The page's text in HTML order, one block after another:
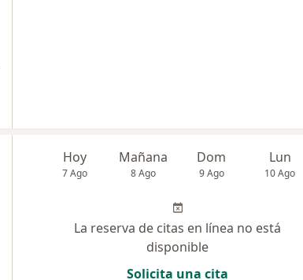
Hoy
7 Ago
Mañana
8 Ago
Dom
9 Ago
Lun
10 Ago
La reserva de citas en línea no está
disponible
Solicita una cita